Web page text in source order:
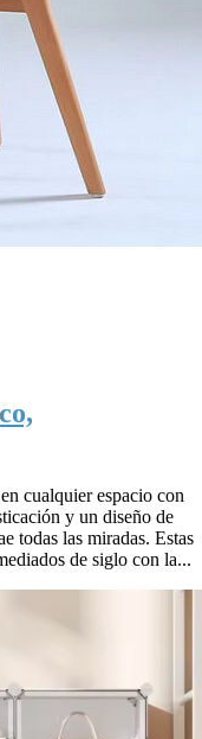
cualquier espacio con
y un diseño de
todas las miradas. Estas
de siglo con la...